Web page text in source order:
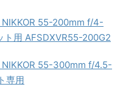
55-200mm f/4-
ト用 AFSDXVR55-200G2
55-300mm f/4.5-
専用